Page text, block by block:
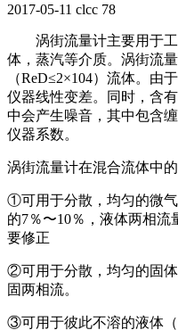
2017-05-11 clcc 78
涡街流量计主要用于工
体，蒸汽等介质。涡街流
（ReD≤2×104）流体。由
仪器线性变差。同时，含
中会产生噪音，其中包含
仪器系数。
涡街流量计在混合流体中的
①可用于分散，均匀的微
的7％〜10％，液体两相
要修正
②可用于分散，均匀的固
固两相流。
③可用于彼此不溶的液体（